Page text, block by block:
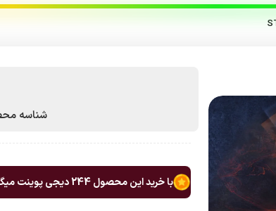
شناسه
با خرید این محصول244دیجی پوینت